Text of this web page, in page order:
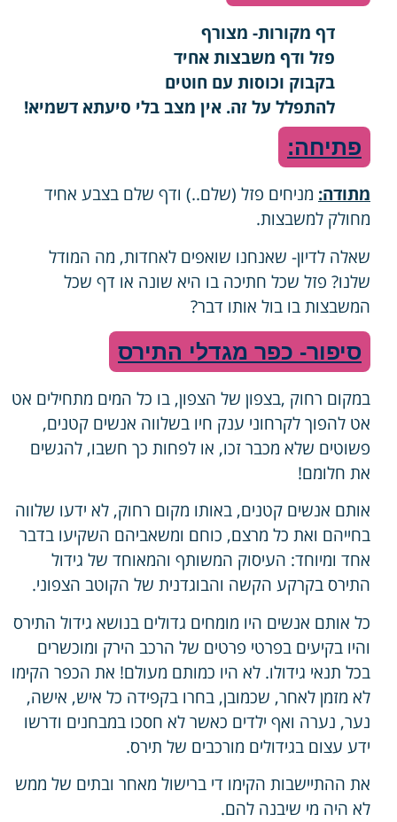
דף מקורות- מצורף
פזל ודף משבצות אחיד
בקבוק וכוסות עם חוטים
להתפלל על זה. אין מצב בלי סיעתא דשמיא!
פתיחה:
מתודה: מניחים פזל (שלם..) ודף שלם בצבע אחיד
מחולק למשבצות.
שאלה לדיון- שאנחנו שואפים לאחדות, מה המודל
שלנו? פזל שכל חתיכה בו היא שונה או דף שכל
המשבצות בו בול אותו דבר?
סיפור- כפר מגדלי התירס
במקום רחוק ,בצפון של הצפון, בו כל המים מתחילים אט
אט להפוך לקרחוני ענק חיו בשלווה אנשים קטנים,
פשוטים שלא מכבר זכו, או לפחות כך חשבו, להגשים
את חלומם!
אותם אנשים קטנים, באותו מקום רחוק, לא ידעו שלווה
בחייהם ואת כל מרצם, כוחם ומשאביהם השקיעו בדבר
אחד ומיוחד: העיסוק המשותף והמאוחד של גידול
התירס בקרקע הקשה והבוגדנית של הקוטב הצפוני.
כל אותם אנשים היו מומחים גדולים בנושא גידול התירס
והיו בקיעים בפרטי פרטים של הרכב הירק ומוכשרים
בכל תנאי גידולו. לא היו כמותם מעולם! את הכפר הקימו
לא מזמן לאחר, שכמובן, בחרו בקפידה כל איש, אישה,
נער, נערה ואף ילדים כאשר לא חסכו במבחנים ודרשו
ידע עצום בגידולים מורכבים של תירס.
את ההתיישבות הקימו די ברישול מאחר ובתים של ממש
לא היה מי שיבנה להם.